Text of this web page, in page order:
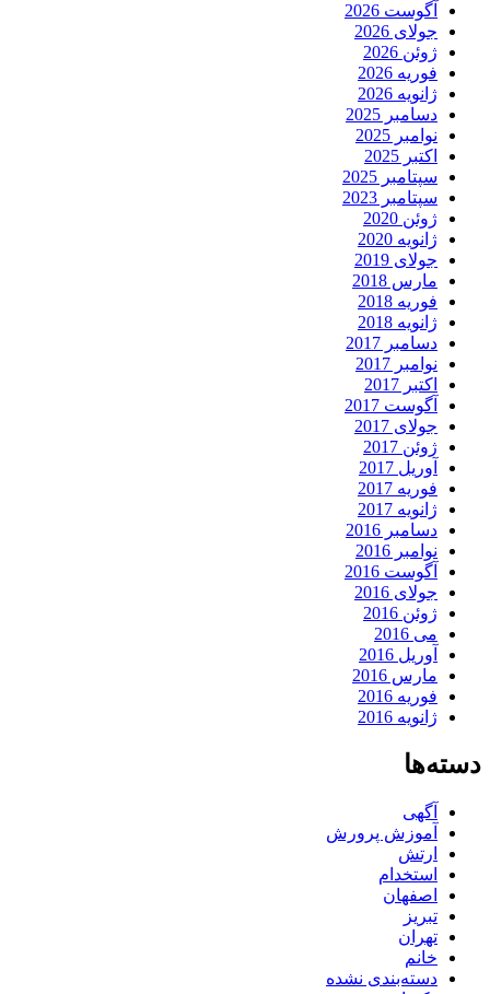
آگوست 2026
جولای 2026
ژوئن 2026
فوریه 2026
ژانویه 2026
دسامبر 2025
نوامبر 2025
اکتبر 2025
سپتامبر 2025
سپتامبر 2023
ژوئن 2020
ژانویه 2020
جولای 2019
مارس 2018
فوریه 2018
ژانویه 2018
دسامبر 2017
نوامبر 2017
اکتبر 2017
آگوست 2017
جولای 2017
ژوئن 2017
آوریل 2017
فوریه 2017
ژانویه 2017
دسامبر 2016
نوامبر 2016
آگوست 2016
جولای 2016
ژوئن 2016
می 2016
آوریل 2016
مارس 2016
فوریه 2016
ژانویه 2016
دسته‌ها
آگهی
آموزش پرورش
ارتش
استخدام
اصفهان
تبریز
تهران
خانم
دسته‌بندی نشده